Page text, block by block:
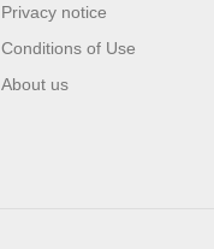
Privacy notice
Conditions of Use
About us